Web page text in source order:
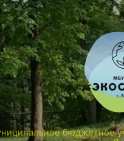
бюджетное